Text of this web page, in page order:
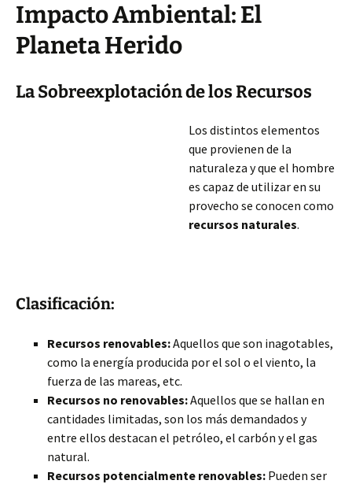
Impacto Ambiental: El
Planeta Herido
La Sobreexplotación de los Recursos
Los distintos elementos
que provienen de la
naturaleza y que el hombre
es capaz de utilizar en su
provecho se conocen como
recursos naturales.
Clasificación:
Recursos renovables:Aquellos que son inagotables,
como la energía producida por el sol o el viento, la
fuerza de las mareas, etc.
Recursos no renovables:Aquellos que se hallan en
cantidades limitadas, son los más demandados y
entre ellos destacan el petróleo, el carbón y el gas
natural.
Recursos potencialmente renovables: Pueden ser